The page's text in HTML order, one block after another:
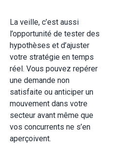
La veille, c’est aussi
l’opportunité de tester des
hypothèses et d’ajuster
votre stratégie en temps
réel. Vous pouvez repérer
une demande non
satisfaite ou anticiper un
mouvement dans votre
secteur avant même que
vos concurrents ne s’en
aperçoivent.